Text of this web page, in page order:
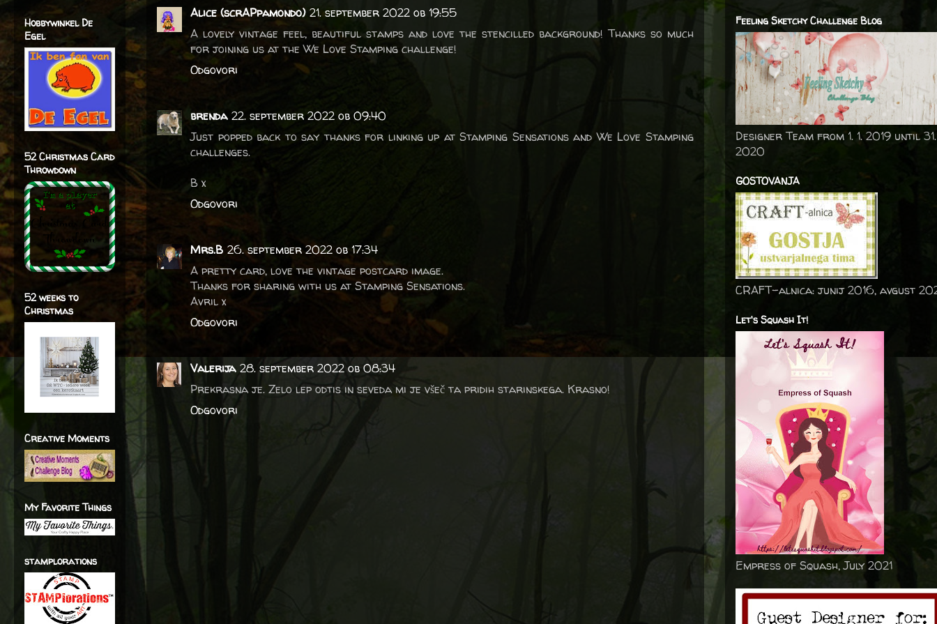
Alice (scrAPpamondo) 21. september 2022 ob 19:55
A lovely vintage feel, beautiful stamps and love the stencilled background! Thanks so much
for joining us at the We Love Stamping challenge!
Odgovori
brenda 22. september 2022 ob 09:40
Just popped back to say thanks for linking up at Stamping Sensations and We Love Stamping
challenges.
B x
Odgovori
Mrs.B 26. september 2022 ob 17:34
A pretty card, love the vintage postcard image.
Thanks for sharing with us at Stamping Sensations.
Avril x
Odgovori
Valerija 28. september 2022 ob 08:34
Prekrasna je. Zelo lep odtis in seveda mi je všeč ta pridih starinskega. Krasno!
Odgovori
Hobbywinkel De
Egel
52 Christmas Card
Throwdown
52 weeks to
Christmas
Creative Moments
My Favorite Things
stamplorations
Feeling Sketchy Challenge Blog
Designer Team from 1. 1. 2019 until
2020
GOSTOVANJA
CRAFT-alnica: junij 2016, avgust
Let's Squash It!
Empress of Squash, July 2021